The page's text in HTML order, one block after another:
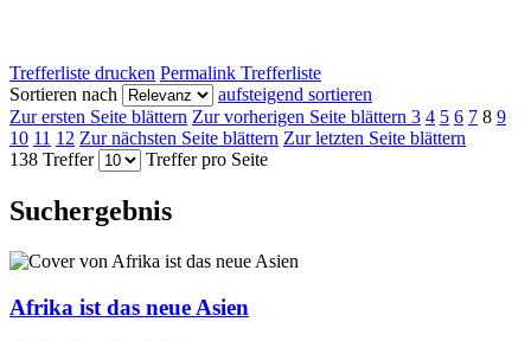
Trefferliste drucken Permalink Trefferliste
Sortieren nach
aufsteigend sortieren
Zur ersten Seite blättern Zur vorherigen Seite blättern 3 4 5 6 7 8 9
10 11 12 Zur nächsten Seite blättern Zur letzten Seite blättern
138 Treffer
Treffer pro Seite
Suchergebnis
Afrika ist das neue Asien